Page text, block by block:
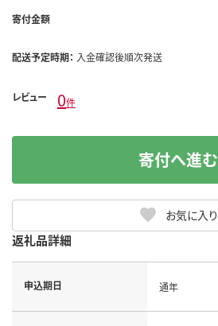
寄付金額
配送予定時期： 入金確認後順次発送
レビュー 0件
お気に入り
寄付へ進む
返礼品詳細
申込期日 通年